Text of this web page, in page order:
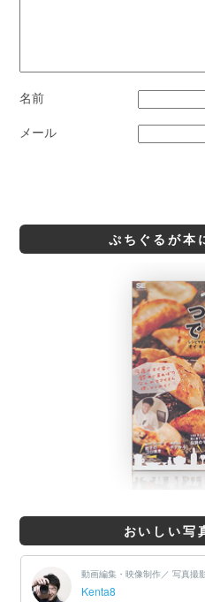
名前
メール
ぷちぐるが本
おいしい写